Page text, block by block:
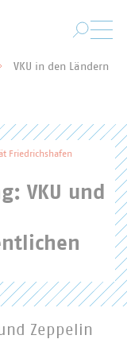
VKU in den Ländern
Friedrichshafen
VKU und
Zeppelin